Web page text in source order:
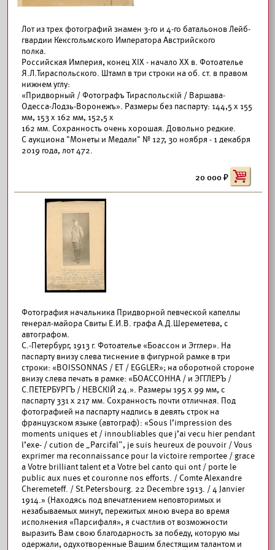
Лот из трех фотографий знамен 3-го и 4-го батальонов Лейб-
гвардии Кексгольмского Императора Австрийского
полка.
Российская Империя, конец XIX - начало XX в. Фотоателье
Я.Л.Тираспольского. Штамп в три строки на об. ст. в правом
нижнем углу:
«Придворный / Фотографъ Тираспольскiй / Варшава-
Одесса-Лодзь-Воронежъ». Размеры без паспарту: 144,5 х 155
мм, 153 х 162 мм, 152,5 х
162 мм. Сохранность очень хорошая. Довольно редкие.
С аукциона "Монеты и Медали" № 127, 30 ноября - 1 декабря
2019 года, лот 472.
20 000
Фотография начальника Придворной певческой капеллы
генерал-майора Свиты Е.И.В. графа А.Д.Шереметева, с
автографом.
С.-Петербург, 1913 г. Фотоателье «Боассон и Эгглер». На
паспарту внизу слева тиснение в фигурной рамке в три
строки: «BOISSONNAS / ET / EGGLER»; на оборотной стороне
внизу слева печать в рамке: «БОАССОННА / и ЭГГЛЕРЪ /
С.ПЕТЕРБУРГЪ / НЕВСКIЙ 24.». Размеры 195 х 99 мм, с
паспарту 331 х 217 мм. Сохранность почти отличная. Под
фотографией на паспарту надпись в девять строк на
французском языке (автограф): «Sous l’impression des
moments uniques et / innoubliables que j’ai vecu hier pendant
l’exe- / cution de „Parcifal”, je suis heureux de pouvoir / Vous
exprimer ma reconnaissance pour la victoire remportee / grace
a Votre brilliant talent et a Votre bel canto qui ont / porte le
public aux nues et couronne nos efforts. / Comte Alexandre
Cheremeteff. / St.Petersbourg. 22 Decembre 1913. / 4 Janvier
1914.» (Находясь под впечатлением неповторимых и
незабываемых минут, пережитых мною вчера во время
исполнения «Парсифаля», я счастлив от возможности
выразить Вам свою благодарность за победу, которую мы
одержали, одухотворенные Вашим блестящим талантом и